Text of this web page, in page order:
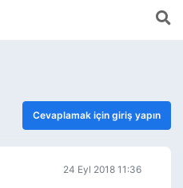
Cevaplamak için giriş yapın
24 Eyl 2018 11:36